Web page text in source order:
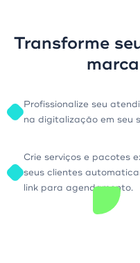
Transforme
Profissionalize seu
na digitalização em seu
Crie serviços e pacotes
seus clientes
link para agendamento.